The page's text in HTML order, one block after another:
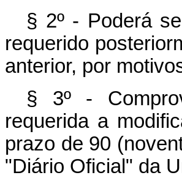
§ 2º - Poderá
requerido
anterior, por
§ 3º -
requerida a
prazo de 90
"Diário Oficial" da